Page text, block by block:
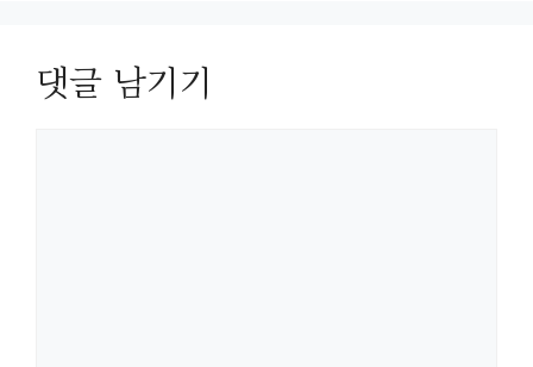
댓글 남기기